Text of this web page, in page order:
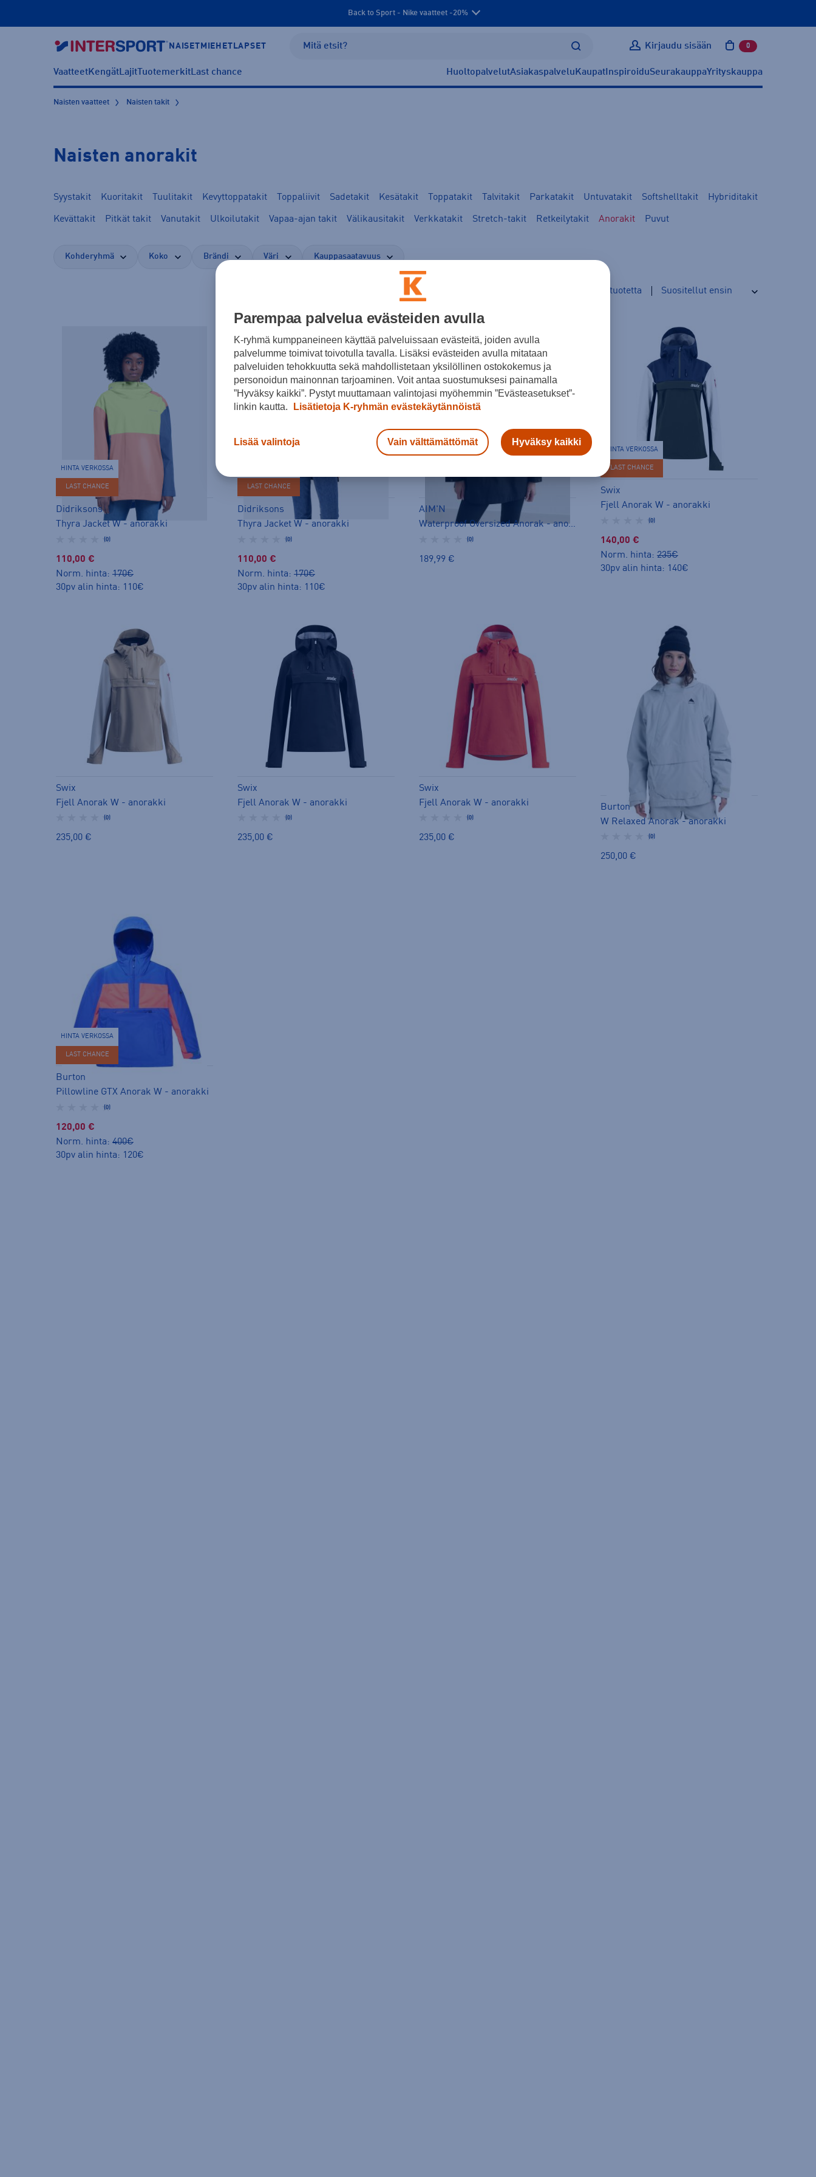
Back to Sport - Nike vaatteet -20%
NAISET MIEHET LAPSET Kirjaudu sisään 0 tuotetta
VaatteetKengätLajitTuotemerkitLast chance HuoltopalvelutAsiakaspalvelu Kaupat InspiroiduSeurakauppaYrityskauppa
Naisten vaatteet Naisten takit
Naisten anorakit
Syystakit Kuoritakit Tuulitakit Kevyttoppatakit Toppaliivit Sadetakit Kesätakit Toppatakit Talvitakit Parkatakit Untuvatakit Softshelltakit Hybriditakit
Kevättakit Pitkät takit Vanutakit Ulkoilutakit Vapaa-ajan takit Välikausitakit Verkkatakit Stretch-takit Retkeilytakit Anorakit Puvut
Kohderyhmä Koko Brändi Väri Kauppasaatavuus
tuotetta
HINTA VERKOSSA
LAST CHANCE
Didriksons
Thyra Jacket W - anorakki
(0)
110,00 €
Norm. hinta: 170€
30pv alin hinta: 110€
LAST CHANCE
Didriksons
Thyra Jacket W - anorakki
(0)
110,00 €
Norm. hinta: 170€
30pv alin hinta: 110€
AIM'N
Waterproof Oversized Anorak - anorakki
(0)
189,99 €
HINTA VERKOSSA
LAST CHANCE
Swix
Fjell Anorak W - anorakki
(0)
140,00 €
Norm. hinta: 235€
30pv alin hinta: 140€
Swix
Fjell Anorak W - anorakki
(0)
235,00 €
Swix
Fjell Anorak W - anorakki
(0)
235,00 €
Swix
Fjell Anorak W - anorakki
(0)
235,00 €
Burton
W Relaxed Anorak - anorakki
(0)
250,00 €
HINTA VERKOSSA
LAST CHANCE
Burton
Pillowline GTX Anorak W - anorakki
(0)
120,00 €
Norm. hinta: 400€
30pv alin hinta: 120€
Parempaa palvelua evästeiden avulla
K-ryhmä kumppaneineen käyttää palveluissaan evästeitä, joiden avulla
palvelumme toimivat toivotulla tavalla. Lisäksi evästeiden avulla mitataan
palveluiden tehokkuutta sekä mahdollistetaan yksilöllinen ostokokemus ja
personoidun mainonnan tarjoaminen. Voit antaa suostumuksesi painamalla
”Hyväksy kaikki”. Pystyt muuttamaan valintojasi myöhemmin ”Evästeasetukset”-
linkin kautta.
Lisätietoja K-ryhmän evästekäytännöistä
Lisää valintoja Vain välttämättömät Hyväksy kaikki